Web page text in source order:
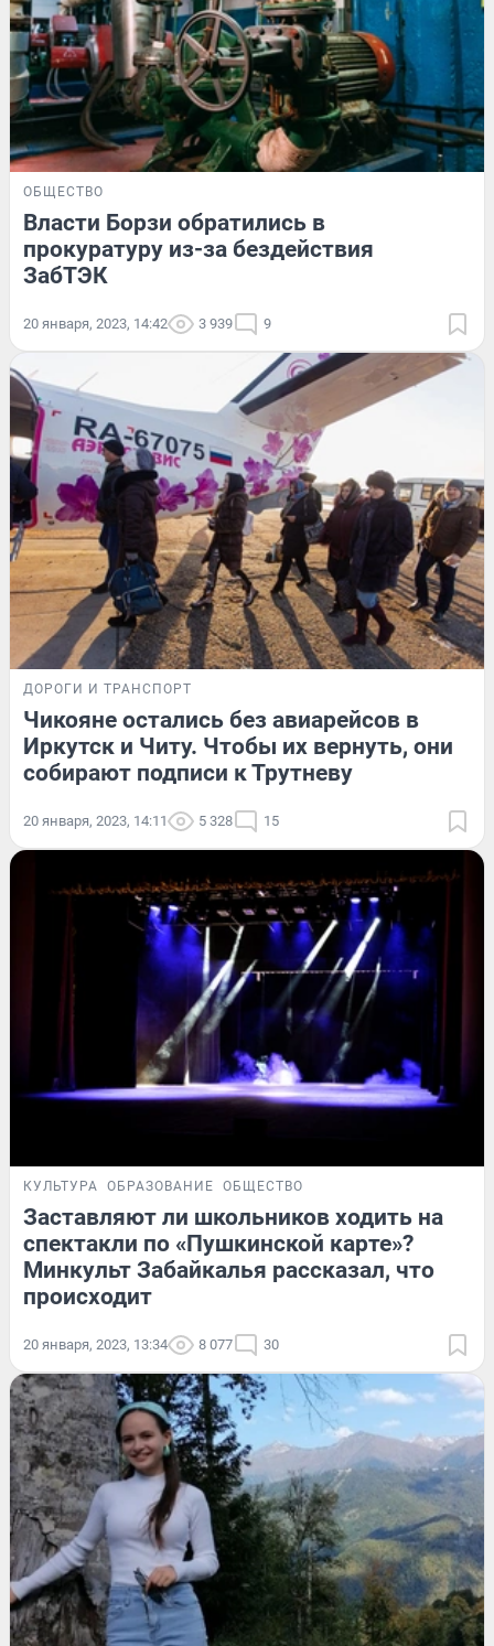
ОБЩЕСТВО
Власти Борзи обратились в
прокуратуру из-за бездействия
ЗабТЭК
20 января, 2023, 14:42 3 939 9
ДОРОГИ И ТРАНСПОРТ
Чикояне остались без авиарейсов в
Иркутск и Читу. Чтобы их вернуть, они
собирают подписи к Трутневу
20 января, 2023, 14:11 5 328 15
КУЛЬТУРА ОБРАЗОВАНИЕ ОБЩЕСТВО
Заставляют ли школьников ходить на
спектакли по «Пушкинской карте»?
Минкульт Забайкалья рассказал, что
происходит
20 января, 2023, 13:34 8 077 30